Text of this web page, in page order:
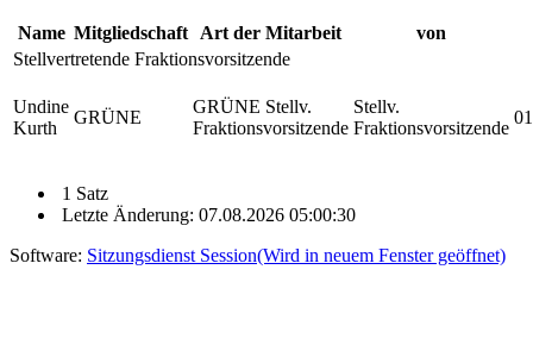
Name Mitgliedschaft Art der Mitarbeit
von
Stellvertretende Fraktionsvorsitzende
Undine
Kurth
GRÜNE
GRÜNE Stellv.
Fraktionsvorsitzende
Stellv.
Fraktionsvorsitzende
1 Satz
Letzte Änderung: 07.08.2026 05:00:30
Software: Sitzungsdienst Session(Wird in neuem Fenster geöffnet)